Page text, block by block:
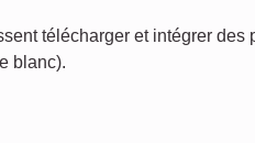
télécharger et intégrer des
blanc).